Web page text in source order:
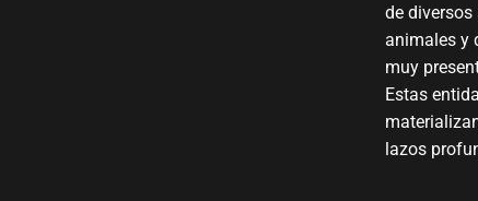
de
animales y
muy
Estas
lazos